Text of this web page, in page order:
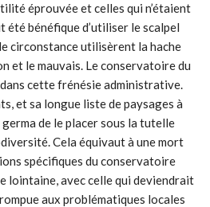
éprouvée et celles qui n’étaient
été bénéfique d’utiliser le scalpel
circonstance utilisèrent la hache
et le mauvais. Le conservatoire du
cette frénésie administrative.
et sa longue liste de paysages à
germa de le placer sous la tutelle
Cela équivaut à une mort
spécifiques du conservatoire
lointaine, avec celle qui deviendrait
aux problématiques locales